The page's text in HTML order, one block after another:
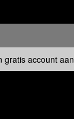
gratis account aan